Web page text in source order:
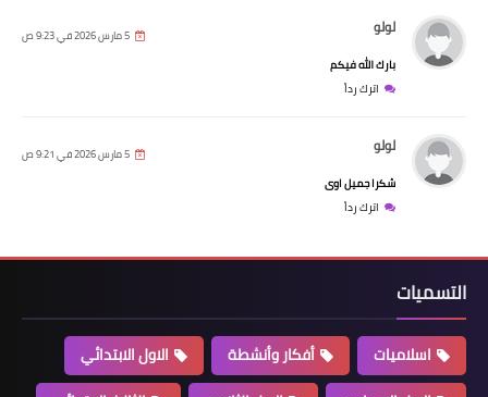
لولو 5 مارس 2026 في 9:23 ص
بارك الله فيكم
اترك رداً
لولو 5 مارس 2026 في 9:21 ص
شكرا جميل اوى
اترك رداً
التسميات
اسلاميات أفكار وأنشطة
الاول الابتدائي